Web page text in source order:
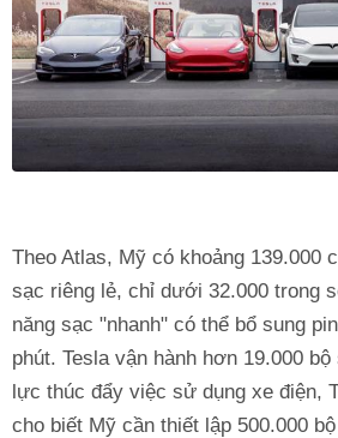
Theo Atlas, Mỹ có khoảng 139.000
sạc riêng lẻ, chỉ dưới 32.000 trong
năng sạc "nhanh" có thể bổ sung
phút. Tesla vận hành hơn 19.000
lực thúc đẩy việc sử dụng xe điện,
cho biết Mỹ cần thiết lập 500.000